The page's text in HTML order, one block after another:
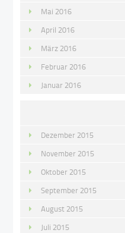
Mai 2016
April 2016
März 2016
Februar 2016
Januar 2016
Dezember 2015
November 2015
Oktober 2015
September 2015
August 2015
Juli 2015